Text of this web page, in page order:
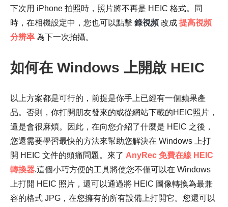
下次用 iPhone 拍照時，照片將不再是 HEIC 格式。同
時，在相機設定中，您也可以點擊 錄視頻改成 提高視頻
分辨率 為下一次拍攝。
如何在 Windows 上開啟 HEIC
以上方案都是可行的，前提是你手上已經有一個蘋果產
品。否則，你打開朋友發來的或從網站下載的HEIC照片，
還是會很麻煩。因此，在向您介紹了什麼是 HEIC 之後，
您還需要學習最快的方法來幫助您解決在 Windows 上打
開 HEIC 文件的頭痛問題。來了 AnyRec 免費在線 HEIC
轉換器.這個小巧方便的工具將使您不僅可以在 Windows
上打開 HEIC 照片，還可以通過將 HEIC 圖像轉換為最兼
容的格式 JPG，在您擁有的所有設備上打開它。您還可以